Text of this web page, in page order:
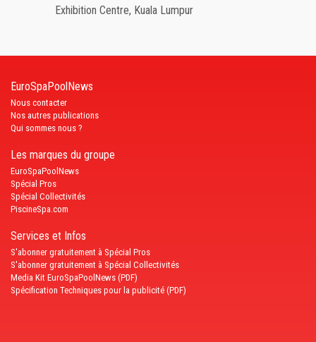
Exhibition Centre, Kuala Lumpur
EuroSpaPoolNews
Nous contacter
Nos autres publications
Qui sommes nous ?
Les marques du groupe
EuroSpaPoolNews
Spécial Pros
Spécial Collectivités
PiscineSpa.com
Services et Infos
S'abonner gratuitement à Spécial Pros
S'abonner gratuitement à Spécial Collectivités
Media Kit EuroSpaPoolNews (PDF)
Spécification Techniques pour la publicité (PDF)